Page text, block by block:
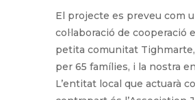
El projecte es preveu com
col·laboració de cooperació
petita comunitat
per 65 famílies, i la nostra
L’entitat local que actuarà